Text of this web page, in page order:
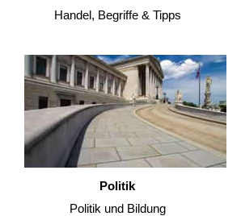
Handel, Begriffe & Tipps
Politik
Politik und Bildung